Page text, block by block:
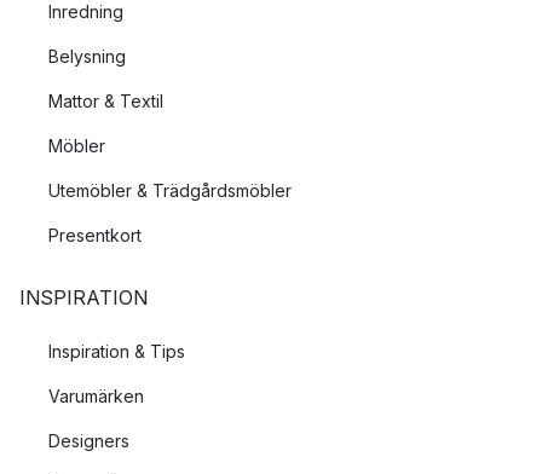
Inredning
Belysning
Mattor & Textil
Möbler
Utemöbler & Trädgårdsmöbler
Presentkort
INSPIRATION
Inspiration & Tips
Varumärken
Designers